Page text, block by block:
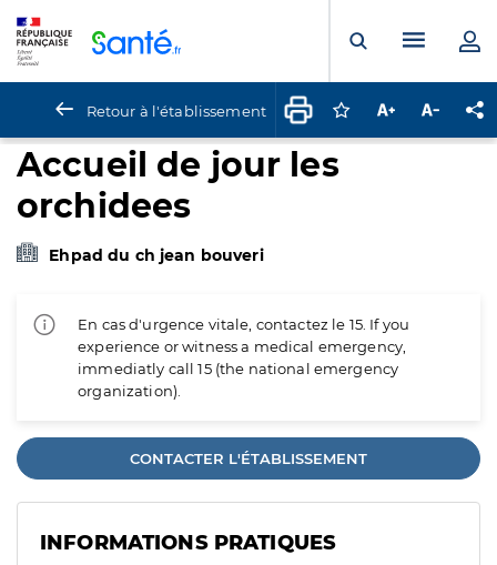
Ouvrir laMenu
Retour à l'établissement Connectez-vous
Augmenter la
Accueil de jour les
orchidees
Ehpad du ch jean bouveri
En cas d'urgence vitale, contactez le 15. If you
experience or witness a medical emergency,
immediatly call 15 (the national emergency
organization).
CONTACTER L'ÉTABLISSEMENT
INFORMATIONS PRATIQUES